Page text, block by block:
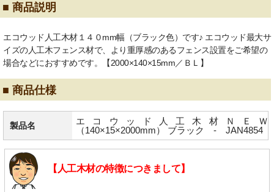
■ 商品説明
エコウッド人工木材１４０mm幅（ブラック色）です♪ エコウッド最大サ
イズの人工木フェンス材で、より重厚感のあるフェンス設置をご希望の
場合などにおすすめです。【2000×140×15mm／ＢＬ】
■ 商品仕様
製品名
エコウッド人工木材ＮＥＷ
（140×15×2000mm） ブラック - JAN4854
【人工木材の特徴につきまして】